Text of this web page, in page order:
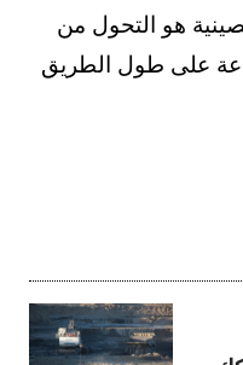
هو التحول من
على طول الطريق